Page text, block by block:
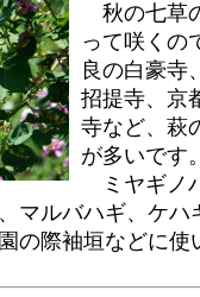
秋の七草
って咲くの
良の白豪寺
招提寺、京
寺など、萩
が多いです。
ミヤギノ
マルバハギ、ケ
の際袖垣などに使